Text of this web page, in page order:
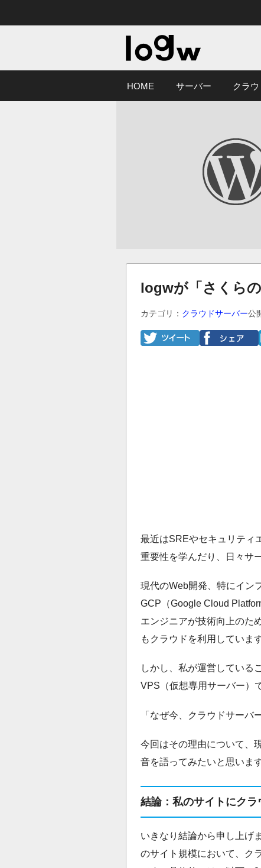
HOME サーバー クラ
logwが「さくら
カテゴリ： クラウドサーバー公
最近はSREやセキュリティ
重要性を学んだり、日々サ
現代のWeb開発、特にイン
GCP（Google Cloud
エンジニアが技術向上のた
もクラウドを利用しています
しかし、私が運営している
VPS（仮想専用サーバー）
「なぜ今、クラウドサーバ
今回はその理由について、
音を語ってみたいと思います
結論：私のサイトにク
いきなり結論から申し上げ
のサイト規模において、ク